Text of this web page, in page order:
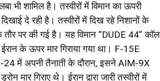
शामिल है। तस्वीरों में विमान का ऊपरी
दे रही है। तस्वीरों में दिख रहे निशानों के
पर की गई है। यह विमान “DUDE 44” कॉल
के ऊपर मार गिराया गया था। F-15E
में अपनी तैनाती के दौरान, इसने AIM-9X
गिराए थे। ईरान द्वारा जारी तस्वीरों में